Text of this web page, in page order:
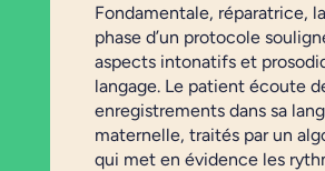
Fondamentale, réparatrice,
phase d’un protocole
aspects intonatifs et
langage. Le patient écoute
enregistrements dans sa
maternelle, traités par un
qui met en évidence les